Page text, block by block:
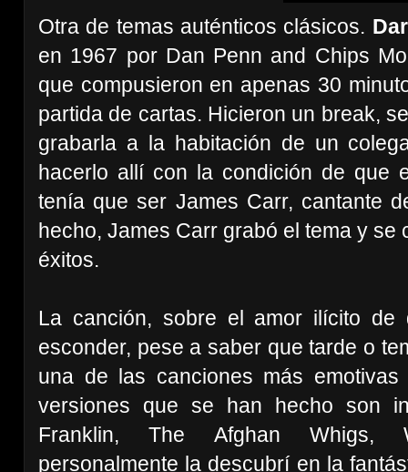
Otra de temas auténticos clásicos.
en 1967 por Dan Penn and Chips
que compusieron en apenas 30
partida de cartas. Hicieron un break,
grabarla a la habitación de un
hacerlo allí con la condición de que
tenía que ser James Carr, cantante
hecho, James Carr grabó el tema y
éxitos.
La canción, sobre el amor ilícito
esconder, pese a saber que tarde o
una de las canciones más
versiones que se han hecho son
Franklin, The Afghan Whigs,
personalmente la descubrí en la